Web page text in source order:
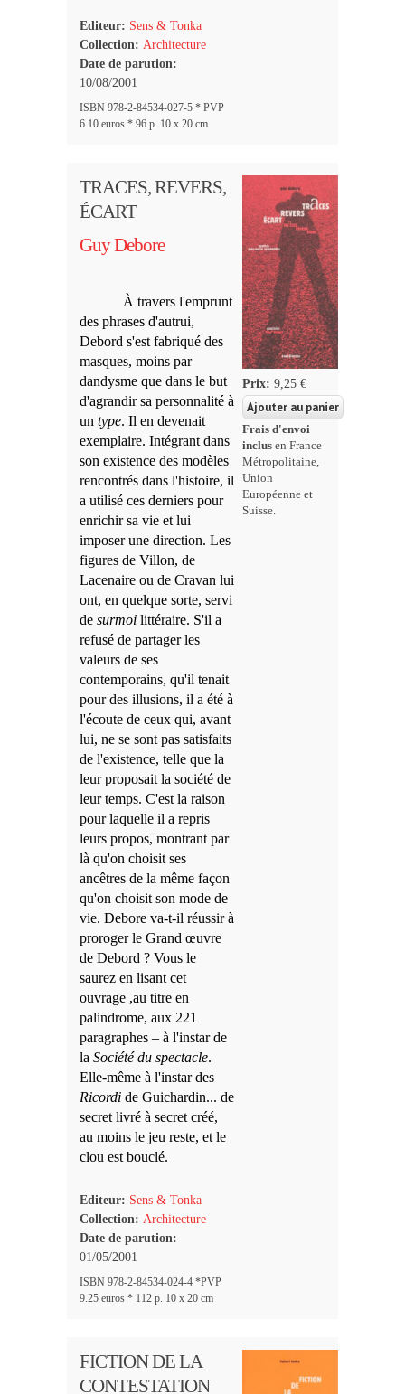
Editeur: Sens & Tonka
Collection: Architecture
Date de parution:
10/08/2001
ISBN 978-2-84534-027-5 * PVP
6.10 euros * 96 p. 10 x 20 cm
TRACES, REVERS,
ÉCART
Guy Debore
À travers l'emprunt
des phrases d'autrui,
Debord s'est fabriqué des
masques, moins par
dandysme que dans le but
d'agrandir sa personnalité à
un type. Il en devenait
exemplaire. Intégrant dans
son existence des modèles
rencontrés dans l'histoire, il
a utilisé ces derniers pour
enrichir sa vie et lui
imposer une direction. Les
figures de Villon, de
Lacenaire ou de Cravan lui
ont, en quelque sorte, servi
de surmoi littéraire. S'il a
refusé de partager les
valeurs de ses
contemporains, qu'il tenait
pour des illusions, il a été à
l'écoute de ceux qui, avant
lui, ne se sont pas satisfaits
de l'existence, telle que la
leur proposait la société de
leur temps. C'est la raison
pour laquelle il a repris
leurs propos, montrant par
là qu'on choisit ses
ancêtres de la même façon
qu'on choisit son mode de
vie. Debore va-t-il réussir à
proroger le Grand œuvre
de Debord ? Vous le
saurez en lisant cet
ouvrage ,au titre en
palindrome, aux 221
paragraphes – à l'instar de
la Société du spectacle.
Elle-même à l'instar des
Ricordi de Guichardin... de
secret livré à secret créé,
au moins le jeu reste, et le
clou est bouclé.
Editeur: Sens & Tonka
Collection: Architecture
Date de parution:
01/05/2001
ISBN 978-2-84534-024-4 *PVP
9.25 euros * 112 p. 10 x 20 cm
Prix:9,25 €
Frais d'envoi
inclus en France
Métropolitaine,
Union
Européenne et
Suisse.
FICTION DE LA
CONTESTATION